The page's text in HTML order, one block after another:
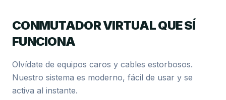
CONMUTADOR VIRTUAL QUE SÍ
FUNCIONA
Olvídate de equipos caros y cables estorbosos.
Nuestro sistema es moderno, fácil de usar y se
activa al instante.